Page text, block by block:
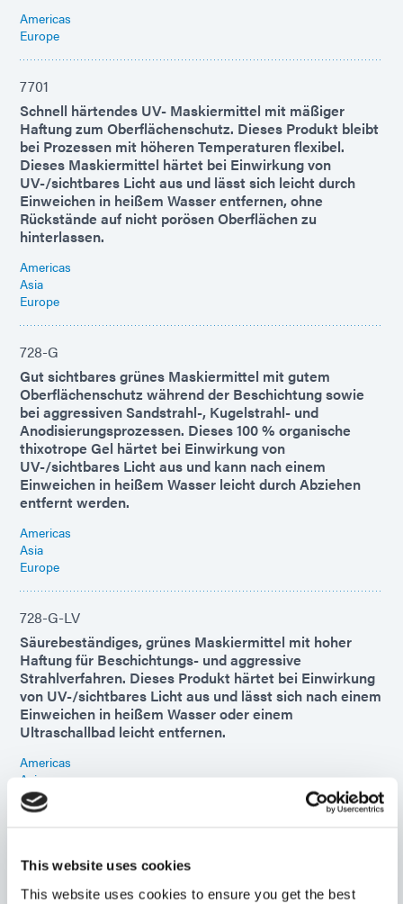
This website uses cookies
This website uses cookies to ensure you get the best
Americas
Europe
7701
Schnell härtendes UV- Maskiermittel mit mäßiger
Haftung zum Oberflächenschutz. Dieses Produkt bleibt
bei Prozessen mit höheren Temperaturen flexibel.
Dieses Maskiermittel härtet bei Einwirkung von
UV-/sichtbares Licht aus und lässt sich leicht durch
Einweichen in heißem Wasser entfernen, ohne
Rückstände auf nicht porösen Oberflächen zu
hinterlassen.
Americas
Asia
Europe
728-G
Gut sichtbares grünes Maskiermittel mit gutem
Oberflächenschutz während der Beschichtung sowie
bei aggressiven Sandstrahl-, Kugelstrahl- und
Anodisierungsprozessen. Dieses 100 % organische
thixotrope Gel härtet bei Einwirkung von
UV-/sichtbares Licht aus und kann nach einem
Einweichen in heißem Wasser leicht durch Abziehen
entfernt werden.
Americas
Asia
Europe
728-G-LV
Säurebeständiges, grünes Maskiermittel mit hoher
Haftung für Beschichtungs- und aggressive
Strahlverfahren. Dieses Produkt härtet bei Einwirkung
von UV-/sichtbares Licht aus und lässt sich nach einem
Einweichen in heißem Wasser oder einem
Ultraschallbad leicht entfernen.
Americas
Asia
Europe
UV-/sichtbares Licht, 100 % organisches blaues
Maskiermittel bietet hervorragenden